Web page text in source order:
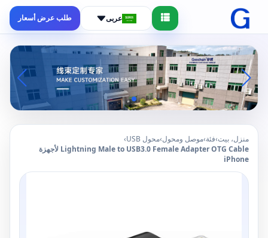
عربى طلب عرض أسعار
منزل، بيت›فئة›موصل ومحول›محول USB
›
Lightning Male to USB3.0 Female Adapter OTG Cable لأجهزة
iPhone